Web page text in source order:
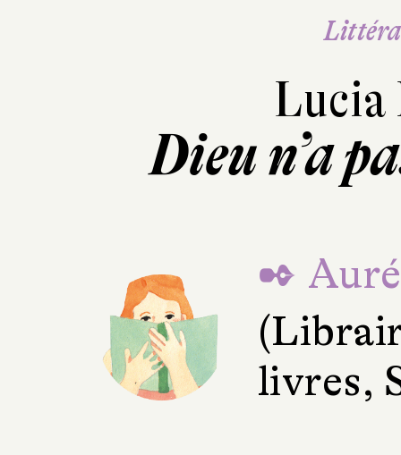
Lucia
Dieu n’a
✒
livres,